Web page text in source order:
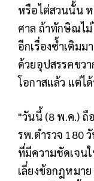
หรือไต่สวนนั้น
ศาล ถ้าทักษิณไ
อีกเรื่องซ้ำเติม
ด้วยอุปสรรคขว
โอกาสแล้ว แต่ไ
"วันนี้ (8 พ.ค.) ถื
รพ.ตำรวจ 180
ที่มีความชัดเจน
เลี่ยงข้อกฎหมา